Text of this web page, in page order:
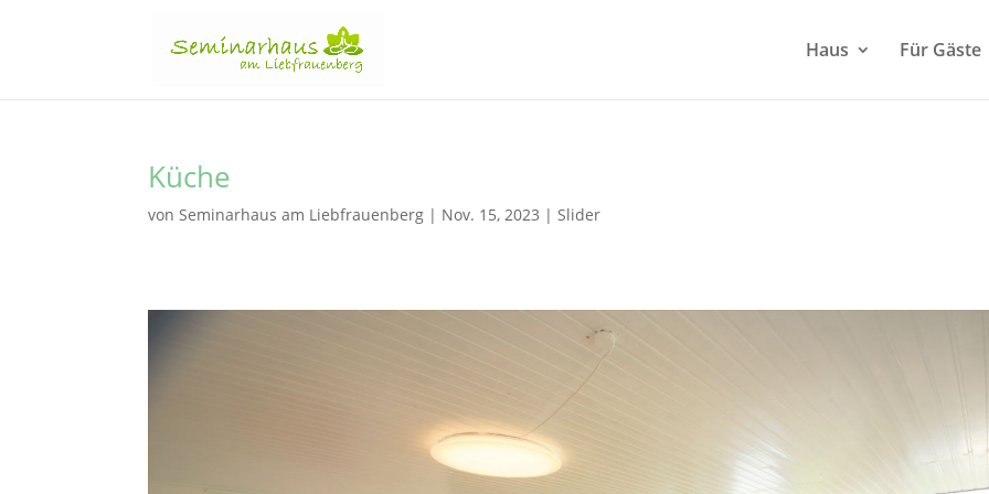
Haus Für Gäste
Küche
vonSeminarhaus am Liebfrauenberg | Nov. 15, 2023 |Slider